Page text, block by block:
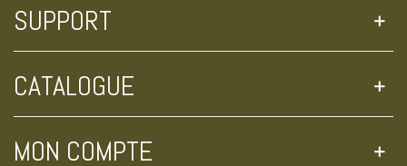
SUPPORT
CATALOGUE
MON COMPTE